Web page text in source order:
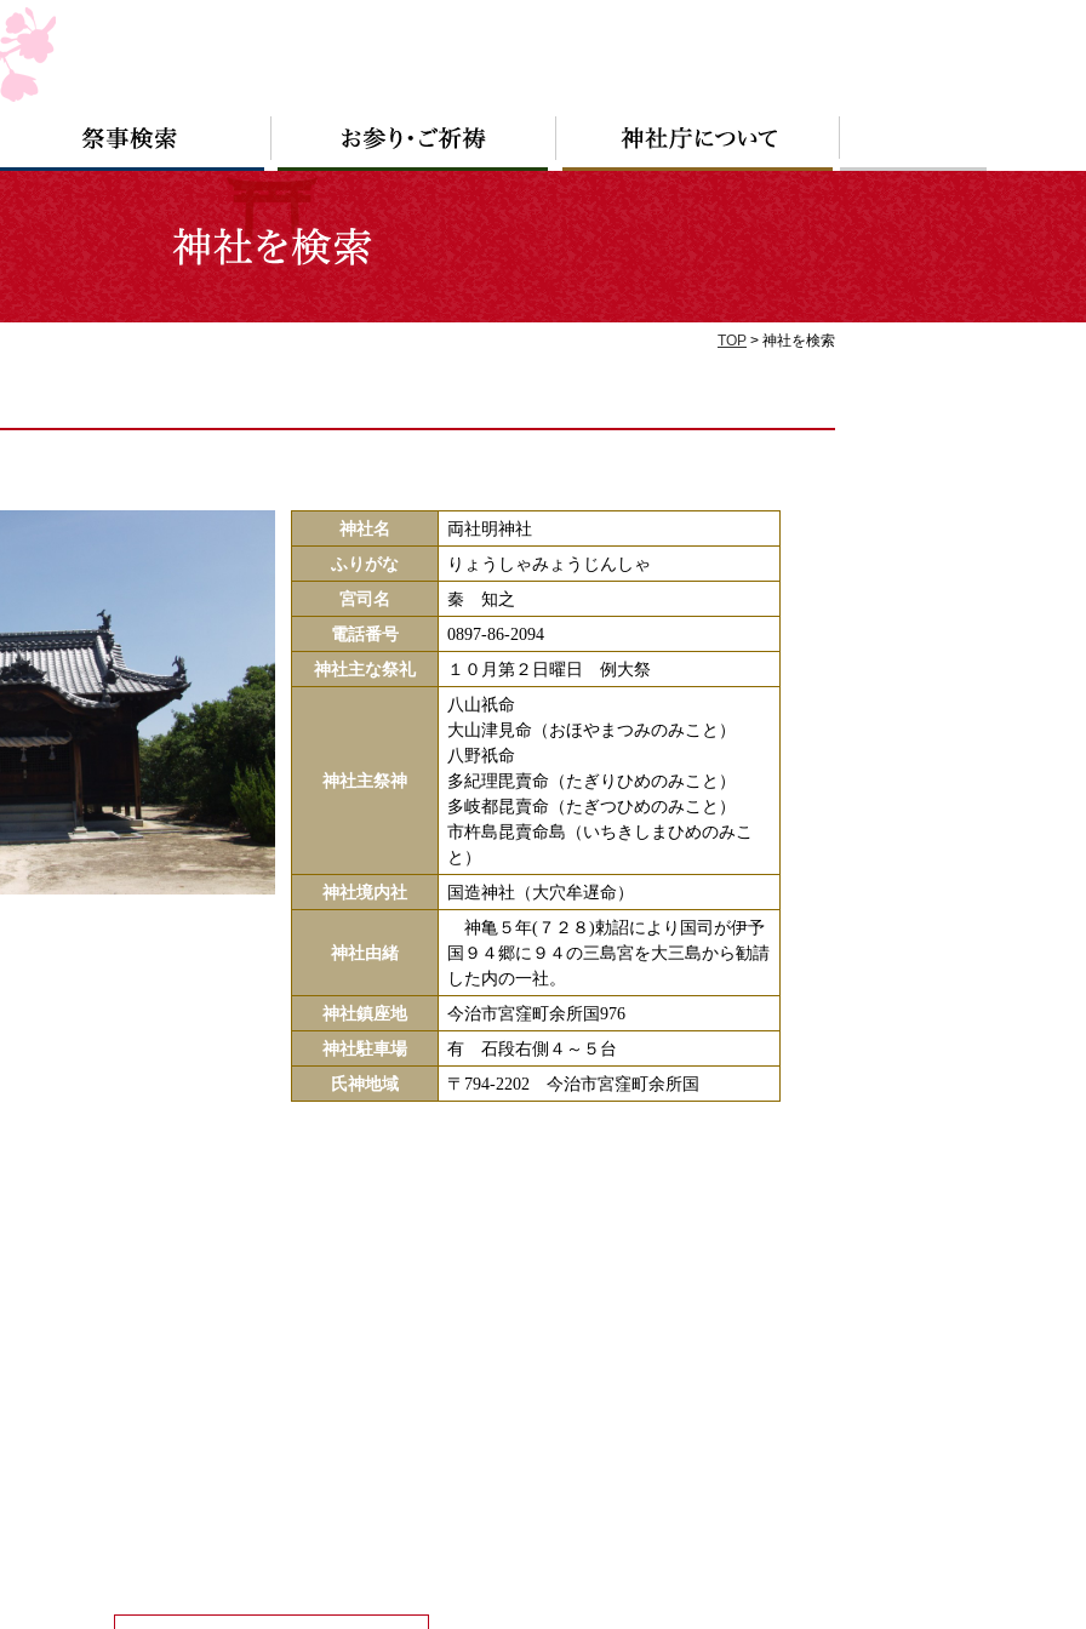
TOP > 神社を検索
神社名
両社明神社
ふりがな
りょうしゃみょうじんしゃ
宮司名
秦 知之
電話番号
0897-86-2094
神社主な祭礼
１０月第２日曜日 例大祭
神社主祭神
八山祇命
大山津見命（おほやまつみのみこと）
八野祇命
多紀理毘賣命（たぎりひめのみこと）
多岐都昆賣命（たぎつひめのみこと）
市杵島昆賣命島（いちきしまひめのみこ
と）
神社境内社
国造神社（大穴牟遅命）
神社由緒
神亀５年(７２８)勅詔により国司が伊予
国９４郷に９４の三島宮を大三島から勧請
した内の一社。
神社鎮座地
今治市宮窪町余所国976
神社駐車場
有 石段右側４～５台
氏神地域
〒794-2202 今治市宮窪町余所国